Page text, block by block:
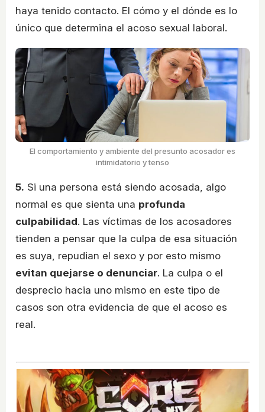
haya tenido contacto. El cómo y el dónde es lo
único que determina el acoso sexual laboral.
El comportamiento y ambiente del presunto acosador es
intimidatorio y tenso
5. Si una persona está siendo acosada, algo
normal es que sienta una profunda
culpabilidad. Las víctimas de los acosadores
tienden a pensar que la culpa de esa situación
es suya, repudian el sexo y por esto mismo
evitan quejarse o denunciar. La culpa o el
desprecio hacia uno mismo en este tipo de
casos son otra evidencia de que el acoso es
real.